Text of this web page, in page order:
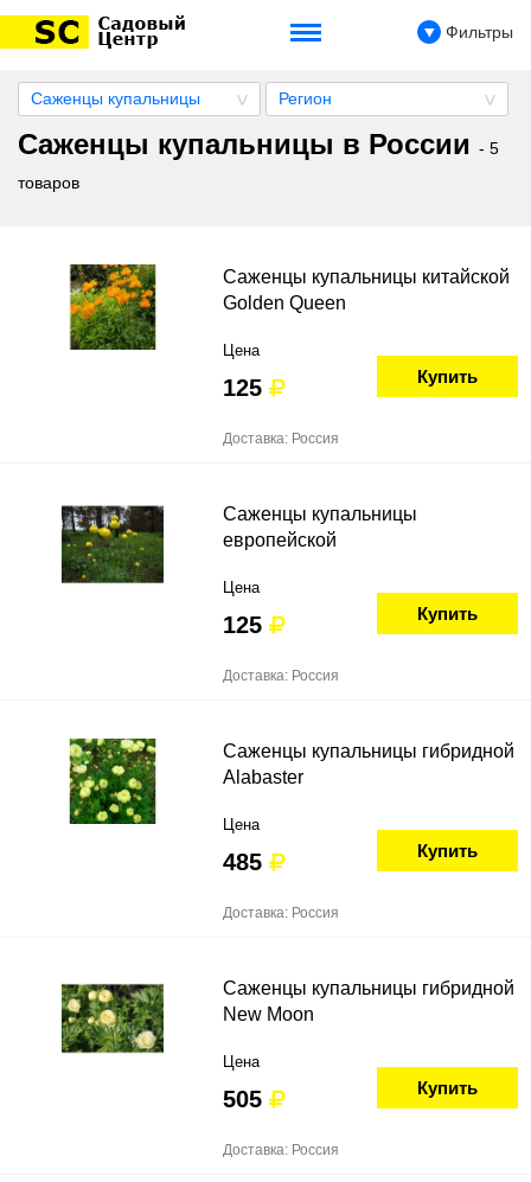
Фильтры
Саженцы купальницы Регион
Саженцы купальницы в России - 5
товаров
Саженцы купальницы китайской
Golden Queen
Цена
125 Купить
Доставка: Россия
Саженцы купальницы
европейской
Цена
125 Купить
Доставка: Россия
Саженцы купальницы гибридной
Alabaster
Цена
485 Купить
Доставка: Россия
Саженцы купальницы гибридной
New Moon
Цена
505 Купить
Доставка: Россия